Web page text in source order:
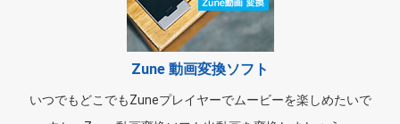
Zune 動画変換ソフト
いつでもどこでもZuneプレイヤーでムービーを楽しめたいで